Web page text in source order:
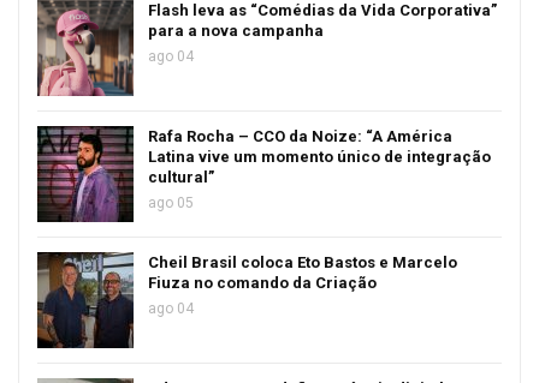
Flash leva as “Comédias da Vida Corporativa”
para a nova campanha
ago 04
Rafa Rocha – CCO da Noize: “A América
Latina vive um momento único de integração
cultural”
ago 05
Cheil Brasil coloca Eto Bastos e Marcelo
Fiuza no comando da Criação
ago 04